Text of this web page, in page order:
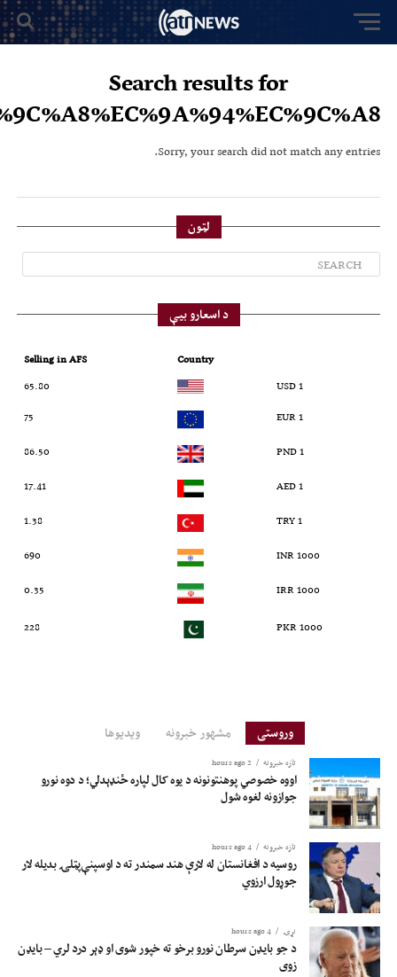
Search results for
Sorry, your search did not match any entries.
لټون
د اسعارو بیې
Country
Selling in AFS
1 USD
65.80
1 EUR
75
1 PND
86.50
1 AED
17.41
1 TRY
1.38
1000 INR
690
1000 IRR
0.35
1000 PKR
228
وروستی مشهور خبرونه ویدیوها
تازه خبرونه 2 hours ago
اووه خصوصي پوهنتونونه د یوه کال لپاره ځنډېدلي؛ د دوه نورو
جوازونه لغوه شول
تازه خبرونه 4 hours ago
روسیه د افغانستان له لارې هند سمندر ته د اوسپنې‌پټلۍ بدیله لار
جوړول ارزوي
نړۍ 4 hours ago
د جو بایډن سرطان نورو برخو ته خپور شوی او ډېر درد لري – بایډن
زوی